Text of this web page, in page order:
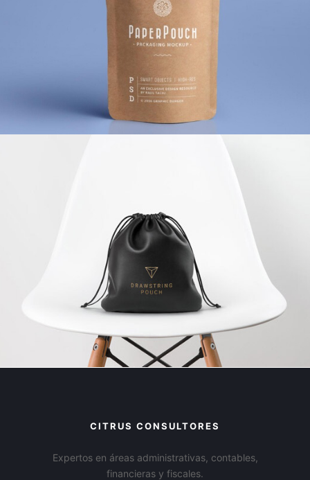
CITRUS CONSULTORES
Expertos en áreas administrativas, contables,
financieras y fiscales.